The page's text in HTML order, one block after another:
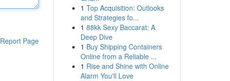
Report Page
1 Top Acquisition: Outlooks
and Strategies fo...
1 88kk Sexy Baccarat: A
Deep Dive
1 Buy Shipping Containers
Online from a Reliable ...
1 Rise and Shine with Online
Alarm You'll Love